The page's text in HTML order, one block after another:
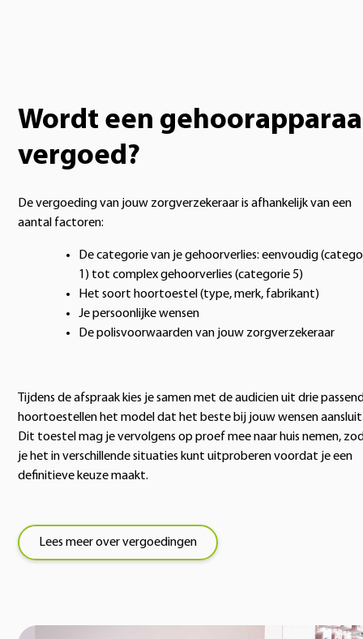
Wordt een
vergoed?
De vergoeding van jouw zorgverzekeraar is afhankelijk van een
aantal factoren:
De categorie van je gehoorverlies: eenvoudig
1) tot complex gehoorverlies (categorie 5)
Het soort hoortoestel (type, merk, fabrikant)
Je persoonlijke wensen
De polisvoorwaarden van jouw zorgverzekeraar
Tijdens de afspraak kies je samen met de audicien uit drie
hoortoestellen het model dat het beste bij jouw wensen
Dit toestel mag je vervolgens op proef mee naar huis nemen,
je het in verschillende situaties kunt uitproberen voordat je een
definitieve keuze maakt.
Lees meer over vergoedingen